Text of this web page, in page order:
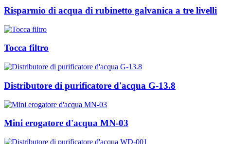
Risparmio di acqua di rubinetto galvanica a tre livelli
Tocca filtro
Distributore di purificatore d'acqua G-13.8
Mini erogatore d'acqua MN-03